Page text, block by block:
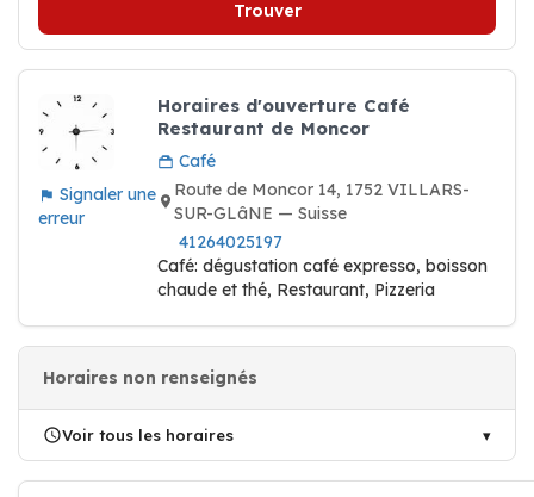
Trouver
Signaler une
erreur
Horaires d'ouverture Café
Restaurant de Moncor
Café
Route de Moncor 14, 1752 VILLARS-
SUR-GLâNE — Suisse
41264025197
Café: dégustation café expresso, boisson
chaude et thé, Restaurant, Pizzeria
Horaires non renseignés
Voir tous les horaires